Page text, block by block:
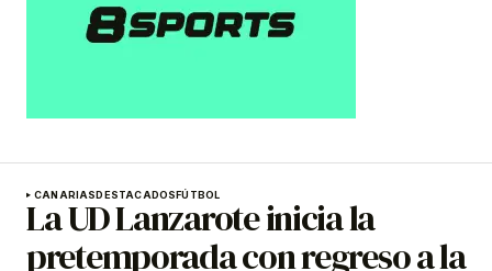
CANARIASDESTACADOSFÚTBOL
La UD Lanzarote inicia la
pretemporada con regreso a la